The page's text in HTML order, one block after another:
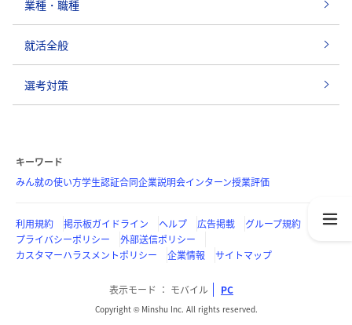
業種・職種
就活全般
選考対策
キーワード
みん就の使い方学生認証合同企業説明会インターン授業評価
利用規約 掲示板ガイドライン ヘルプ 広告掲載
グループ規約
プライバシーポリシー
外部送信ポリシー
カスタマーハラスメントポリシー
企業情報 サイトマップ
表示モード モバイル PC
Copyright © Minshu Inc. All rights reserved.